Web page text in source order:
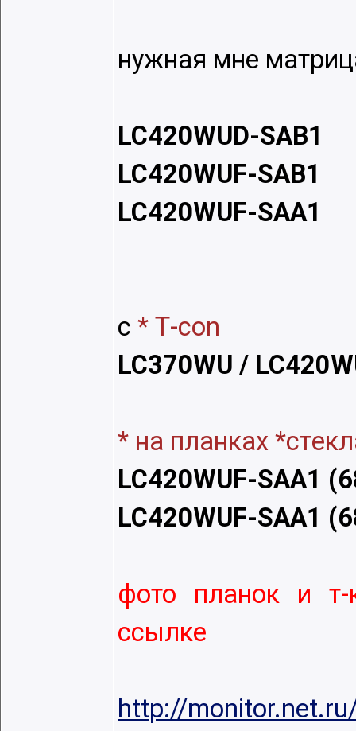
нужная мнe
LC420WUD-SAB1
LC420WUF-SAB1
LC420WUF-SAA1
с * Т-сon
LC370WU /
* на планках
LC420WUF-SAA1
LC420WUF-SAA1
фото планок и
ссылкe
http://